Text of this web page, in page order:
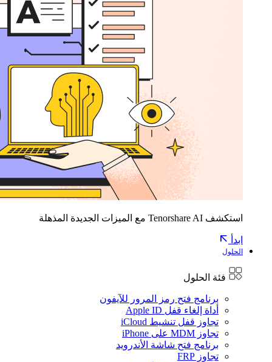
استكشف Tenorshare AI مع الميزات الجديدة المذهلة
ابدأ
الحلول
فئة الحلول
برنامج فتح رمز المرور للآيفون
أداة إلغاء قفل Apple ID
تجاوز قفل تنشيط iCloud
تجاوز MDM على iPhone
برنامج فتح شاشة الأندرويد
تجاوز FRP